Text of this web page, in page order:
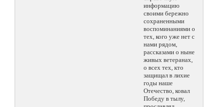
информацию
своими бережно
сохраненными
воспоминаниями о
тех, кого уже нет с
нами рядом,
рассказами о ныне
живых ветеранах,
о всех тех, кто
защищал в лихие
годы наше
Отечество, ковал
Победу в тылу,